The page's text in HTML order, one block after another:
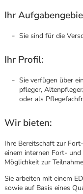
Ihr
Sie sind für die
Ihr Profil:
Sie verfügen über
pfleger,
oder als
Wir bieten:
Ihre Bereitschaft zur
einem internen Fort-
Möglichkeit zur
Sie arbeiten mit einem
sowie auf Basis eines